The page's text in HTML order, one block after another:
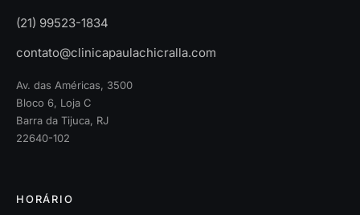
(21) 99523-1834
contato@clinicapaulachicralla.com
Av. das Américas, 3500
Bloco 6, Loja C
Barra da Tijuca, RJ
22640-102
HORÁRIO